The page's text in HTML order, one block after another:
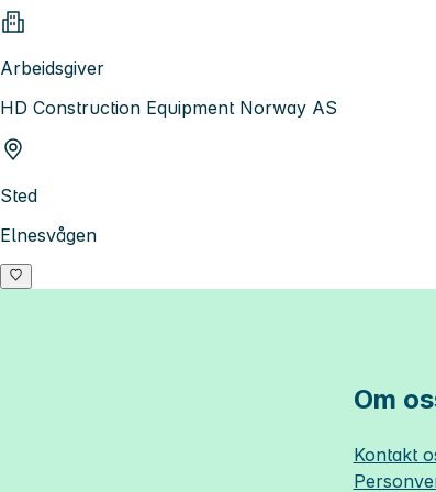
Arbeidsgiver
HD Construction Equipment Norway AS
Sted
Elnesvågen
Om
Kontakt